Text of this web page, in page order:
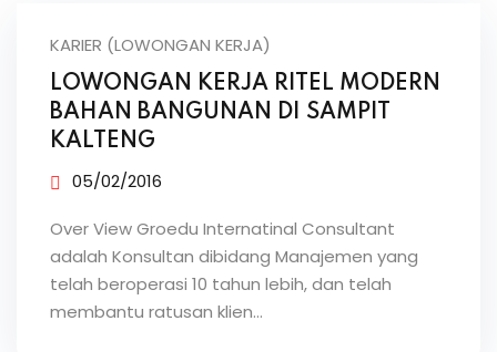
KARIER (LOWONGAN KERJA)
LOWONGAN KERJA RITEL MODERN
BAHAN BANGUNAN DI SAMPIT
KALTENG
05/02/2016
Over View Groedu Internatinal Consultant
adalah Konsultan dibidang Manajemen yang
telah beroperasi 10 tahun lebih, dan telah
membantu ratusan klien…